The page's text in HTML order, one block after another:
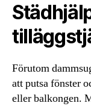
Förutom
att putsa fönster
eller balkongen.